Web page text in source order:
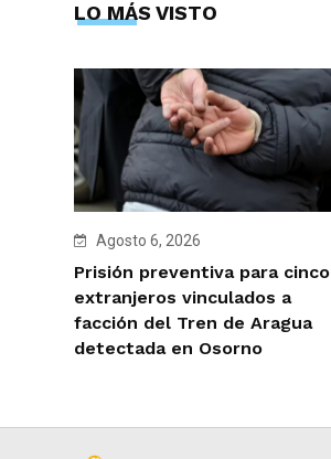
LO MÁS VISTO
Agosto 6, 2026
Prisión preventiva para cinco
extranjeros vinculados a
facción del Tren de Aragua
detectada en Osorno